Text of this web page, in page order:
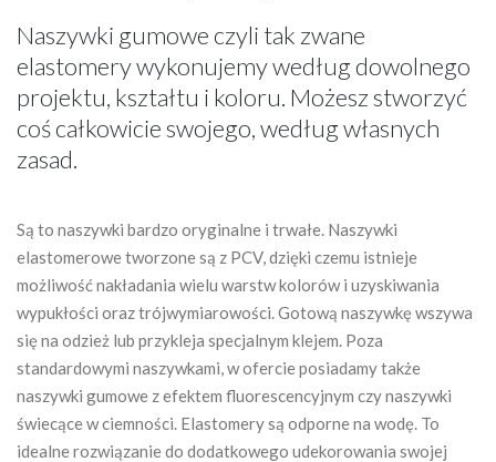
Naszywki gumowe czyli tak zwane
elastomery wykonujemy według dowolnego
projektu, kształtu i koloru. Możesz stworzyć
coś całkowicie swojego, według własnych
zasad.
Są to naszywki bardzo oryginalne i trwałe. Naszywki
elastomerowe tworzone są z PCV, dzięki czemu istnieje
możliwość nakładania wielu warstw kolorów i uzyskiwania
wypukłości oraz trójwymiarowości. Gotową naszywkę wszywa
się na odzież lub przykleja specjalnym klejem. Poza
standardowymi naszywkami, w ofercie posiadamy także
naszywki gumowe z efektem fluorescencyjnym czy naszywki
świecące w ciemności. Elastomery są odporne na wodę. To
idealne rozwiązanie do dodatkowego udekorowania swojej